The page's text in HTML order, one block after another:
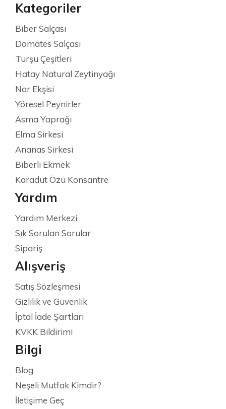
Kategoriler
Biber Salçası
Domates Salçası
Turşu Çeşitleri
Hatay Natural Zeytinyağı
Nar Ekşisi
Yöresel Peynirler
Asma Yaprağı
Elma Sirkesi
Ananas Sirkesi
Biberli Ekmek
Karadut Özü Konsantre
Yardım
Yardım Merkezi
Sık Sorulan Sorular
Sipariş
Alışveriş
Satış Sözleşmesi
Gizlilik ve Güvenlik
İptal İade Şartları
KVKK Bildirimi
Bilgi
Blog
Neşeli Mutfak Kimdir?
İletişime Geç